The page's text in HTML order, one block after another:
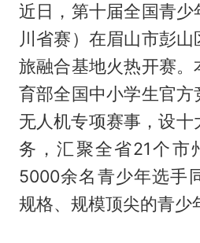
近日，第十届全国青少
川省赛）在眉山市彭
旅融合基地火热开赛
育部全国中小学生官
无人机专项赛事，设十
务，汇聚全省21个市
5000余名青少年选手
规格、规模顶尖的青少